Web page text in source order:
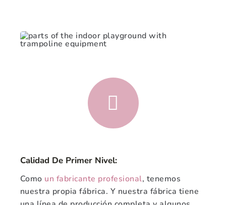
Calidad De Primer Nivel:
Como un fabricante profesional, tenemos
nuestra propia fábrica. Y nuestra fábrica tiene